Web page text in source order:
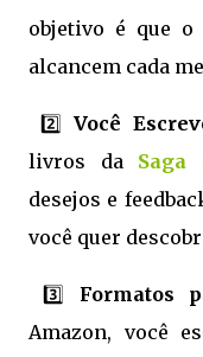
objetivo é que
alcancem cada
2️⃣Você
livros da Saga
desejos e
você quer
3️⃣ Formatos
Amazon, você